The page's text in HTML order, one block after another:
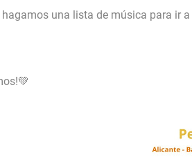
una lista de música para ir